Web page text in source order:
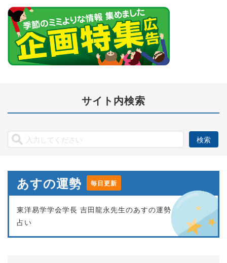
サイト内検索
あすの運勢 毎日更新
東洋易学学会学長 吉田龍永先生のあすの運勢
占い